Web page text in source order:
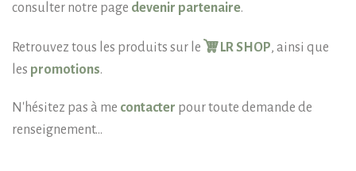
consulter notre page devenir partenaire.
Retrouvez tous les produits sur le LR SHOP, ainsi que
les promotions.
N'hésitez pas à me contacter pour toute demande de
renseignement...